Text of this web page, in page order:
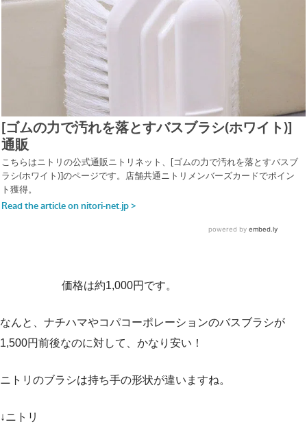
価格は約1,000円です。
なんと、ナチハマやコパコーポレーションのバスブラシが
1,500円前後なのに対して、かなり安い！
ニトリのブラシは持ち手の形状が違いますね。
↓ニトリ